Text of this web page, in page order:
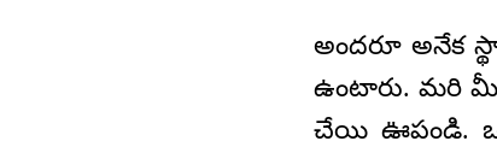
అందరూ అనేక
ఉంటారు. మరి
చేయి ఊపండి.